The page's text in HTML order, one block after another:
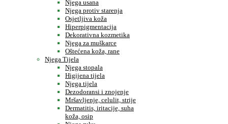
Njega usana
Njega protiv starenja
Osjetljiva koža
Hiperpigmentacija
Dekorativna kozmetika
Njega za muškarce
Oštećena koža, rane
Njega Tijela
Njega stopala
Higijena tijela
Njega tijela
Dezodoransi i znojenje
Mršavljenje, celulit, strije
Dermatitis, iritacije, suha
koža, osip